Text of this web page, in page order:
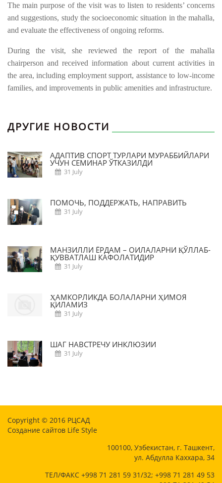
The main purpose of the visit was to listen to residents’ concerns
and suggestions, study the socioeconomic situation in the mahalla,
and evaluate the effectiveness of ongoing reforms.
During the visit, she reviewed the report of the mahalla
chairperson and received information about current activities in
the area, including employment support, assistance to low-income
families, and improvements in public amenities and infrastructure.
ДРУГИЕ НОВОСТИ
АДАПТИВ СПОРТ ТУРЛАРИ МУРАББИЙЛАРИ
УЧУН СЕМИНАР ЎТКАЗИЛДИ
31 July
ПОМОЧЬ, ПОДДЕРЖАТЬ, НАПРАВИТЬ
31 July
МАНЗИЛЛИ ЁРДАМ – ОИЛАЛАРНИ ҚЎЛЛАБ-
ҚУВВАТЛАШ КАФОЛАТИДИР
31 July
ҲАМКОРЛИКДА БОЛАЛАРНИ ҲИМОЯ
ҚИЛАМИЗ
31 July
ШАГ НАВСТРЕЧУ ИНКЛЮЗИИ
31 July
Copyright © 2016 РЦСАД
Создание сайтов Life Style
100100, Узбекистан, г. Ташкент,
ул. Абдулла Каххара, 34
ТЕЛ/ФАКС +998 71 281 59 31/32; +998 71 281 49 53